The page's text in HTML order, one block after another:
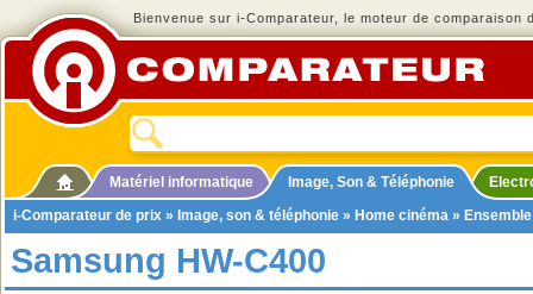
Bienvenue sur i-Comparateur, le moteur de comparaison
Matériel informatique Image, Son & Téléphonie
i-Comparateur de prix » Image, son & téléphonie » Home cinéma »
Samsung HW-C400